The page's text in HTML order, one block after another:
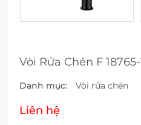
Vòi Rửa Chén F
Danh mục: Vòi rửa chén
Liên hệ